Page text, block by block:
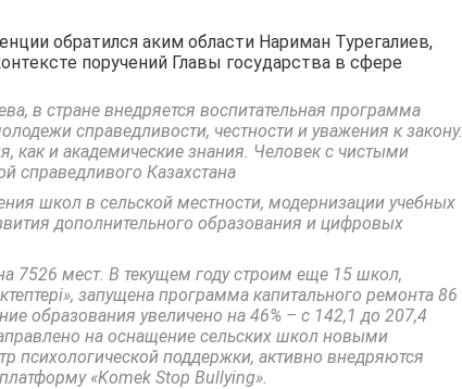
обратился аким области Нариман Турегалиев,
поручений Главы государства в сфере
в стране внедряется воспитательная программа
справедливости, честности и уважения к закону.
как и академические знания. Человек с чистыми
справедливого Казахстана
школ в сельской местности, модернизации учебных
дополнительного образования и цифровых
7526 мест. В текущем году строим еще 15 школ,
запущена программа капитального ремонта 86
образования увеличено на 46% – с 142,1 до 207,4
на оснащение сельских школ новыми
психологической поддержки, активно внедряются
«Komek Stop Bullying».